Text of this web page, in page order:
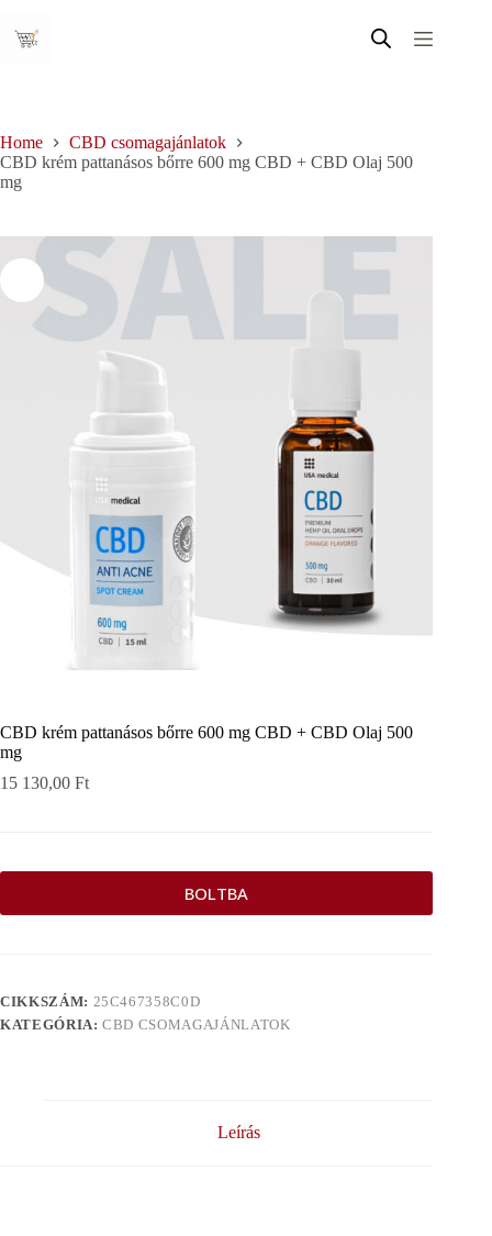
content
Home
CBD csomagajánlatok
CBD krém pattanásos bőrre 600 mg CBD + CBD Olaj 500
mg
CBD krém pattanásos bőrre 600 mg CBD + CBD Olaj 500
mg
15 130,00 Ft
BOLTBA
CIKKSZÁM: 25C467358C0D
KATEGÓRIA:CBD CSOMAGAJÁNLATOK
Leírás